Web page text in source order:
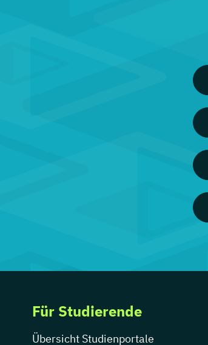
Für Studierende
Übersicht Studienportale